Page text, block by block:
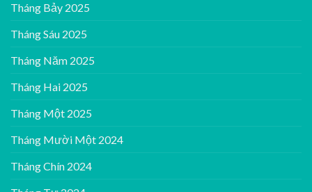
Tháng Bảy 2025
Tháng Sáu 2025
Tháng Năm 2025
Tháng Hai 2025
Tháng Một 2025
Tháng Mười Một 2024
Tháng Chín 2024